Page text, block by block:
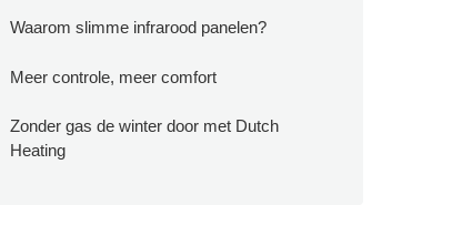
Waarom slimme infrarood panelen?
Meer controle, meer comfort
Zonder gas de winter door met Dutch
Heating